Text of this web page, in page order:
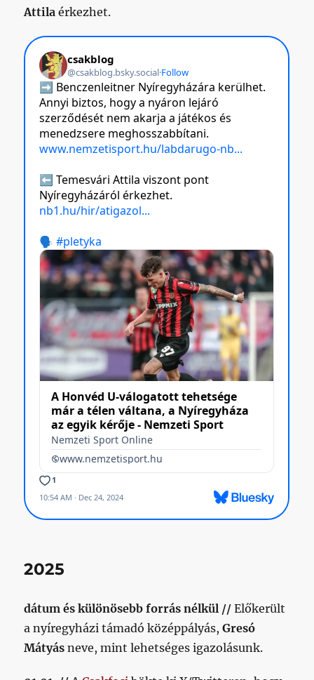
Attila érkezhet.
2025
dátum és különösebb forrás nélkül // Előkerült
a nyíregyházi támadó középpályás,Gresó
Mátyás neve, mint lehetséges igazolásunk.